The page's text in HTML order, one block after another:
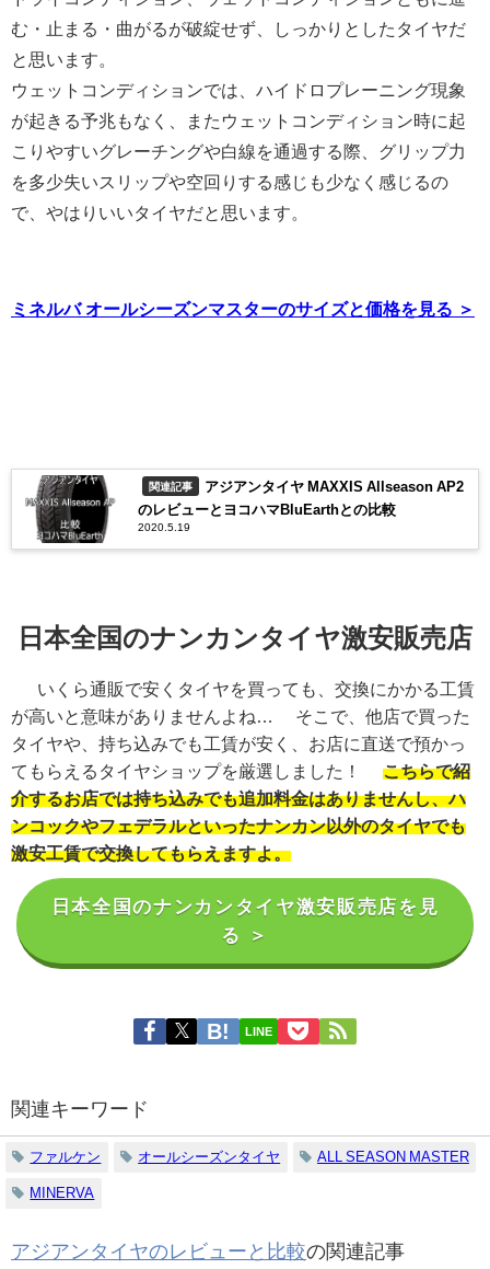
む・止まる・曲がるが破綻せず、しっかりとしたタイヤだ
と思います。
ウェットコンディションでは、ハイドロプレーニング現象
が起きる予兆もなく、またウェットコンディション時に起
こりやすいグレーチングや白線を通過する際、グリップ力
を多少失いスリップや空回りする感じも少なく感じるの
で、やはりいいタイヤだと思います。
ミネルバ オールシーズンマスターのサイズと価格を見る ＞
関連記事
アジアンタイヤ MAXXIS Allseason AP2
のレビューとヨコハマBluEarthとの比較
2020.5.19
日本全国のナンカンタイヤ激安販売店
いくら通販で安くタイヤを買っても、交換にかかる工賃
が高いと意味がありませんよね… そこで、他店で買った
タイヤや、持ち込みでも工賃が安く、お店に直送で預かっ
てもらえるタイヤショップを厳選しました！ こちらで紹
介するお店では持ち込みでも追加料金はありませんし、ハ
ンコックやフェデラルといったナンカン以外のタイヤでも
激安工賃で交換してもらえますよ。
日本全国のナンカンタイヤ激安販売店を見
る ＞
LINE
関連キーワード
ファルケン オールシーズンタイヤ ALL SEASON MASTER
MINERVA
アジアンタイヤのレビューと比較の関連記事